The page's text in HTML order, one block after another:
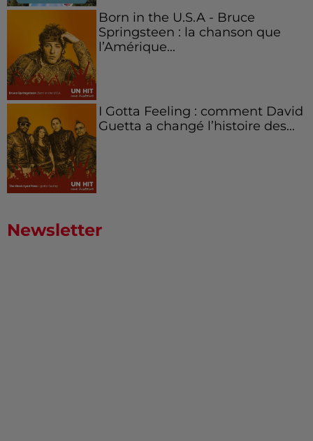
Born in the U.S.A - Bruce
Springsteen : la chanson que
l’Amérique...
I Gotta Feeling : comment David
Guetta a changé l’histoire des...
Newsletter